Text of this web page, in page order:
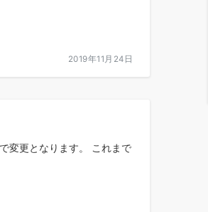
2019年11月24日
変更となります。 これまで